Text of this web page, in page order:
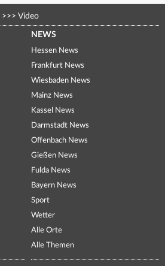
>>> Video
NEWS
Hessen News
Frankfurt News
Wiesbaden News
Mainz News
Kassel News
Darmstadt News
Offenbach News
Gießen News
Fulda News
Bayern News
Sport
Wetter
Alle Orte
Alle Themen